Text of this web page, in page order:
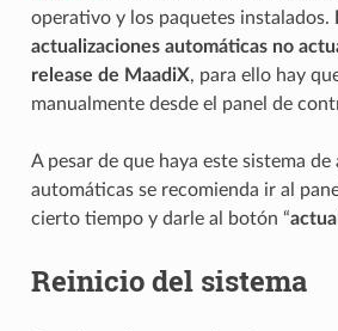
operativo y los paquetes instalados.
actualizaciones automáticas no
release de MaadiX, para ello hay
manualmente desde el panel de
A pesar de que haya este sistema
automáticas se recomienda ir al
cierto tiempo y darle al botón “
Reinicio del sistema